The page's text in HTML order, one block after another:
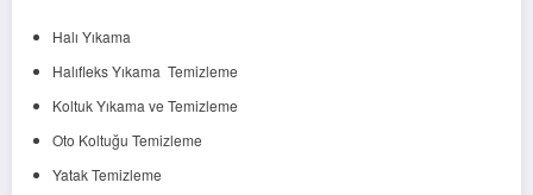
Halı Yıkama
Halıfleks Yıkama Temizleme
Koltuk Yıkama ve Temizleme
Oto Koltuğu Temizleme
Yatak Temizleme